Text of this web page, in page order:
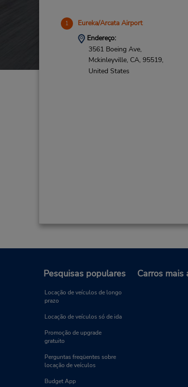
1 Eureka/Arcata Airport
Endereço:
3561 Boeing Ave,
Mckinleyville, CA, 95519,
United States
Pesquisas populares
Locação de veículos de longo
prazo
Locação de veículos só de ida
Promoção de upgrade
gratuito
Perguntas freqüentes sobre
locação de veículos
Budget App
Carros mais